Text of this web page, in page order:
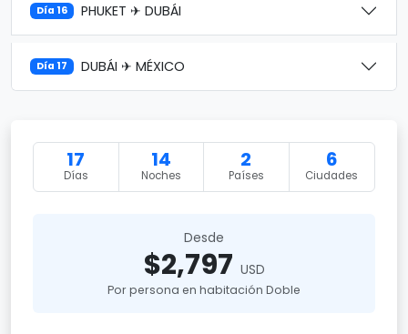
Día 16 PHUKET ✈ DUBÁI
Día 17 DUBÁI ✈ MÉXICO
17
Días
14
Noches
2
Países
6
Ciudades
Desde
$2,797 USD
Por persona en habitación Doble